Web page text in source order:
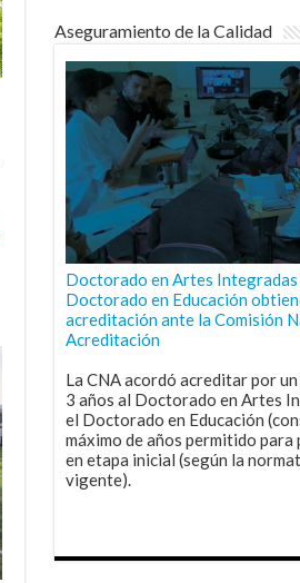
Aseguramiento de la Calidad
Doctorado en Artes Integradas
Doctorado en Educación
acreditación ante la Comisión
Acreditación
La CNA acordó acreditar por
3 años al Doctorado en Artes
el Doctorado en Educación
máximo de años permitido para
en etapa inicial (según la
vigente).